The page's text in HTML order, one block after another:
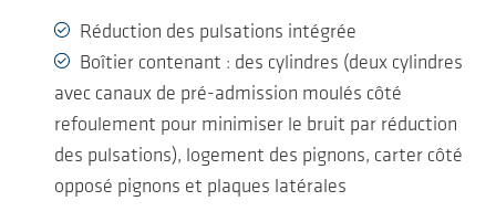
Réduction des pulsations intégrée
Boîtier contenant : des cylindres (deux cylindres
avec canaux de pré-admission moulés côté
refoulement pour minimiser le bruit par réduction
des pulsations), logement des pignons, carter côté
opposé pignons et plaques latérales